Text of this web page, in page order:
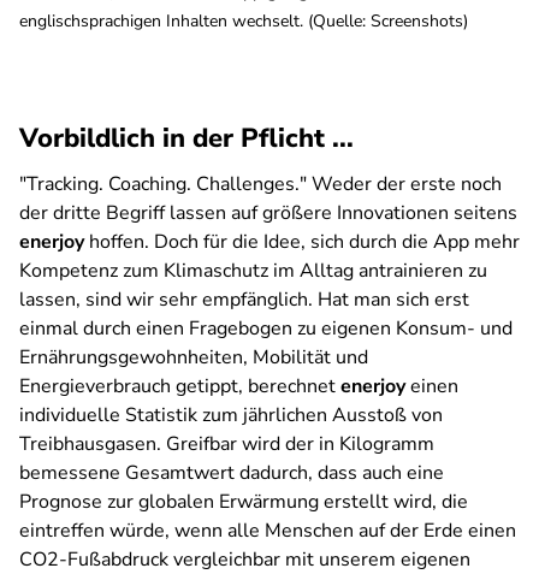
englischsprachigen Inhalten wechselt. (Quelle: Screenshots)
Vorbildlich in der Pflicht ...
"Tracking. Coaching. Challenges." Weder der erste noch
der dritte Begriff lassen auf größere Innovationen seitens
enerjoyhoffen. Doch für die Idee, sich durch die App mehr
Kompetenz zum Klimaschutz im Alltagantrainieren zu
lassen, sind wir sehr empfänglich. Hat man sich erst
einmal durch einen Fragebogen zu eigenen Konsum- und
Ernährungsgewohnheiten, Mobilität und
Energieverbrauch getippt, berechnetenerjoyeinen
individuelle Statistik zum jährlichen Ausstoß von
Treibhausgasen. Greifbar wird der in Kilogramm
bemessene Gesamtwert dadurch, dass auch eine
Prognose zur globalen Erwärmung erstellt wird, die
eintreffen würde, wenn alle Menschen auf der Erde einen
CO2-Fußabdruck vergleichbar mit unserem eigenen